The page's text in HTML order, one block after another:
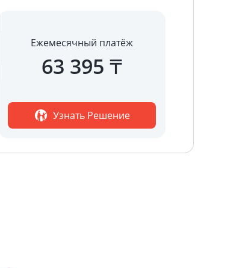
Ежемесячный платёж
63 395 ₸
Узнать Решение